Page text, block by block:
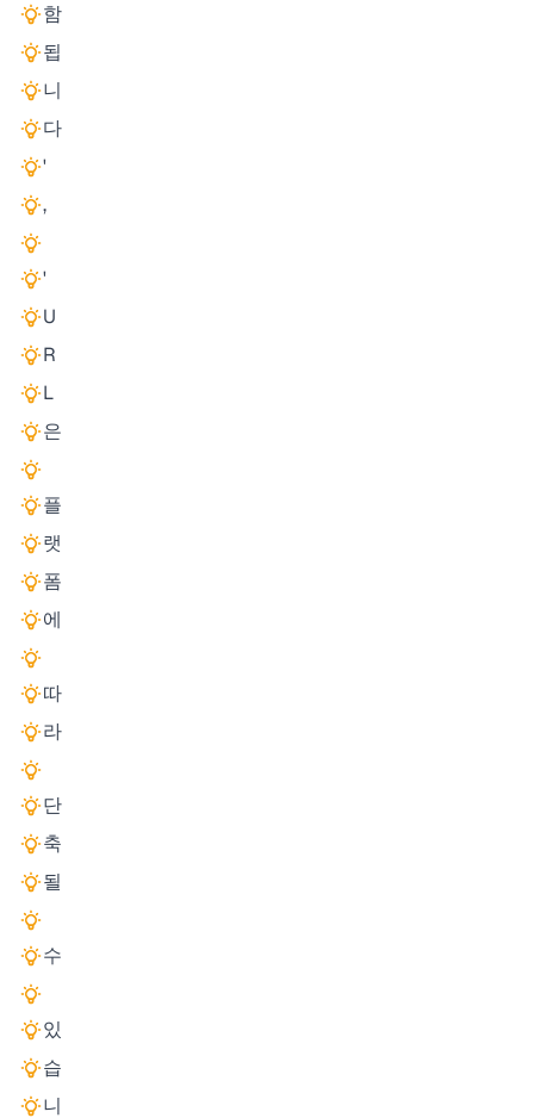
함
됩
니
다
'
,
'
U
R
L
은
플
랫
폼
에
따
라
단
축
될
수
있
습
니